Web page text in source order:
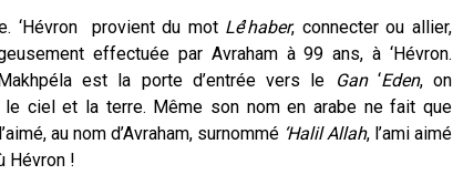
‘Hévron provient du mot Lé’haber, connecter ou allier,
effectuée par Avraham à 99 ans, à ‘Hévron.
est la porte d’entrée vers le
Gan‘Eden, on
le ciel et la terre. Même son nom en arabe ne fait que
au nom d’Avraham, surnommé ‘Halil Allah, l’ami aimé
Hévron !